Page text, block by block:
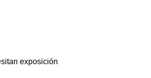
interna para
exposición